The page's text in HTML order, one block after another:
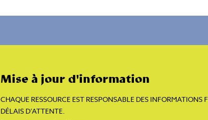
Mise à jour d'information
CHAQUE RESSOURCE EST RESPONSABLE DES INFORMATIONS
DÉLAIS D’ATTENTE.